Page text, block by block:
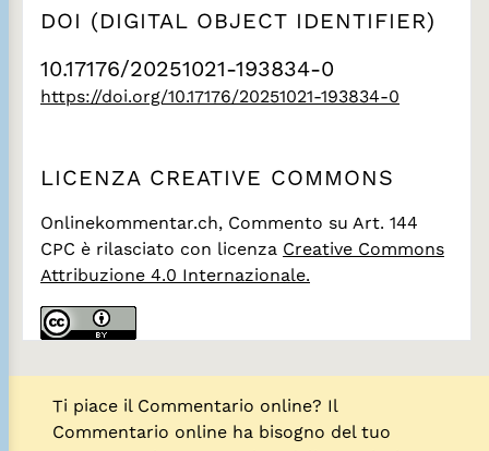
DOI (DIGITAL OBJECT IDENTIFIER)
10.17176/20251021-193834-0
https://doi.org/10.17176/20251021-193834-0
LICENZA CREATIVE COMMONS
Onlinekommentar.ch, Commento su Art. 144
CPC è rilasciato con licenza Creative Commons
Attribuzione 4.0 Internazionale.
Ti piace il Commentario online? Il
Commentario online ha bisogno del tuo